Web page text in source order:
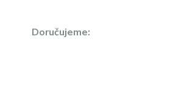
Doručujeme: